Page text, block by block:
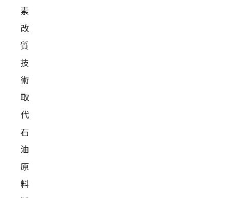
素
改
質
技
術
取
代
石
油
原
料